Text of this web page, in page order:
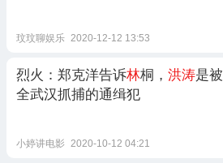
玟玟聊娱乐 2020-12-12 13:53
烈火：郑克洋告诉林桐， 洪涛是被
全武汉抓捕的通缉犯
小婷讲电影 2020-10-12 04:21